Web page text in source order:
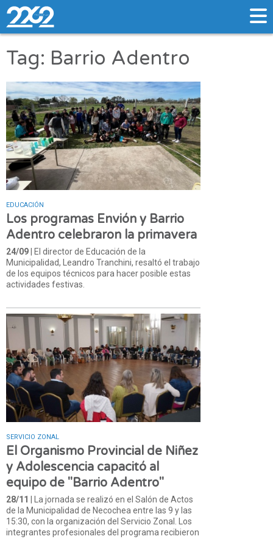
Tag: Barrio Adentro
EDUCACIÓN
Los programas Envión y Barrio
Adentro celebraron la primavera
24/09 | El director de Educación de la
Municipalidad, Leandro Tranchini, resaltó el trabajo
de los equipos técnicos para hacer posible estas
actividades festivas.
SERVICIO ZONAL
El Organismo Provincial de Niñez
y Adolescencia capacitó al
equipo de "Barrio Adentro"
28/11
| La jornada se realizó en el Salón de Actos
de la Municipalidad de Necochea entre las 9 y las
15:30, con la organización del Servicio Zonal. Los
integrantes profesionales del programa recibieron